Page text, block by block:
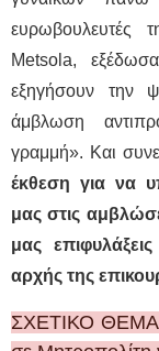
ευρωβουλευτές
Metsola,
εξηγήσουν την
άμβλωση
γραμμή». Και
έκθεση για να
μας στις
μας
αρχής της
ΣΧΕΤΙΚΟ ΘΕΜΑ :